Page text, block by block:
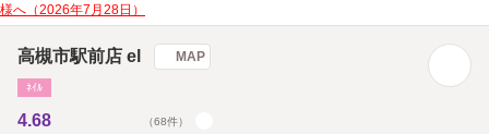
様へ（2026年7月28日）
高槻市駅前店 el MAP
ﾈｲﾙ
4.68 （68件）